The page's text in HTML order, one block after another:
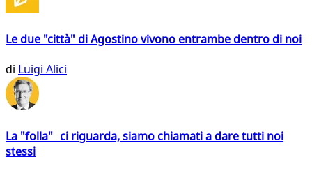
Le due "città" di Agostino vivono entrambe dentro di noi
di Luigi Alici
La "folla" ci riguarda, siamo chiamati a dare tutti noi
stessi